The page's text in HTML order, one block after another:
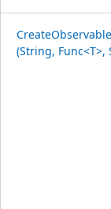
(String,